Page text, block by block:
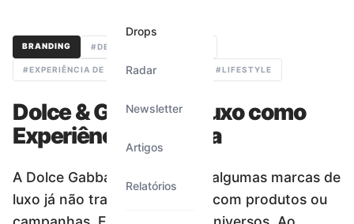
Drops
Radar
Newsletter
Artigos
Relatórios
BRANDING #DESIGN
#EXPERIÊNCIA DE VAREJO #LIFESTYLE
Dolce & Gabbana: Luxo como
Experiência Imersiva
A Dolce Gabbana mostra que algumas marcas de
luxo já não trabalham apenas com produtos ou